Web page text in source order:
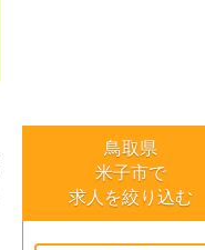
鳥取県
米子市で
求人を絞り込む